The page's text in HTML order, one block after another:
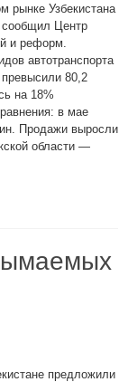
рынке Узбекистана
сообщил Центр
и реформ.
автотранспорта
80,2
на 18%
в мае
Продажи выросли
области —
предложили